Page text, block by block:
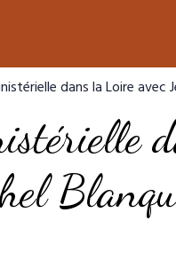
dans la Loire avec